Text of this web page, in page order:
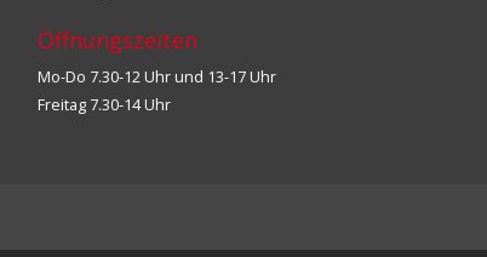
Öffnungszeiten
Mo-Do 7.30-12 Uhr und 13-17 Uhr
Freitag 7.30-14 Uhr